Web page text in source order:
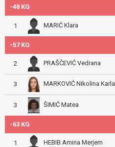
-48 KG
1 MARIĆ Klara
-57 KG
2 PRAŠČEVIĆ Vedrana
3 MARKOVIĆ Nikolina Karla
3 ŠIMIĆ Matea
-63 KG
1 HEBIB Amina Merjem